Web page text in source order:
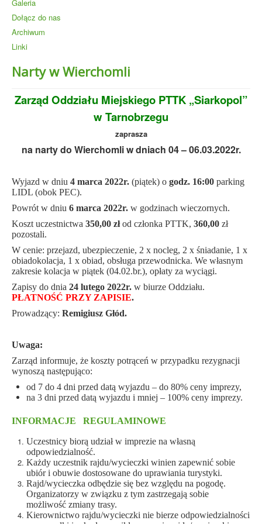
Galeria
Dołącz do nas
Archiwum
Linki
Narty w Wierchomli
Zarząd Oddziału Miejskiego PTTK „Siarkopol”
w Tarnobrzegu
zaprasza
na narty do Wierchomli w dniach 04 – 06.03.2022r.
Wyjazd w dniu 4 marca 2022r. (piątek) o godz. 16:00 parking
LIDL (obok PEC).
Powrót w dniu 6 marca 2022r. w godzinach wieczornych.
Koszt uczestnictwa 350,00 złod członka PTTK, 360,00 zł
pozostali.
W cenie: przejazd, ubezpieczenie, 2 x nocleg, 2 x śniadanie, 1 x
obiadokolacja, 1 x obiad, obsługa przewodnicka. We własnym
zakresie kolacja w piątek (04.02.br.), opłaty za wyciągi.
Zapisy do dnia 24 lutego 2022r. w biurze Oddziału.
PŁATNOŚĆ PRZY ZAPISIE.
Prowadzący: Remigiusz Głód.
Uwaga:
Zarząd informuje, że koszty potrąceń w przypadku rezygnacji
wynoszą następująco:
od 7 do 4 dni przed datą wyjazdu – do 80% ceny imprezy,
na 3 dni przed datą wyjazdu i mniej – 100% ceny imprezy.
INFORMACJE REGULAMINOWE
Uczestnicy biorą udział w imprezie na własną
odpowiedzialność.
Każdy uczestnik rajdu/wycieczki winien zapewnić sobie
ubiór i obuwie dostosowane do uprawiania turystyki.
Rajd/wycieczka odbędzie się bez względu na pogodę.
Organizatorzy w związku z tym zastrzegają sobie
możliwość zmiany trasy.
Kierownictwo rajdu/wycieczki nie bierze odpowiedzialności